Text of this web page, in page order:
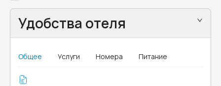
Удобства отеля
Общее Услуги Номера Питание